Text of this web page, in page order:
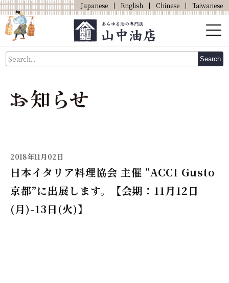
Japanese English Chinese Taiwanese
Search
About Us
Products
2018年11月02日
日本イタリア料理協会 主催 ”ACCI Gusto
京都”に出展します。【会期：11月12日
(月)-13日(火)】